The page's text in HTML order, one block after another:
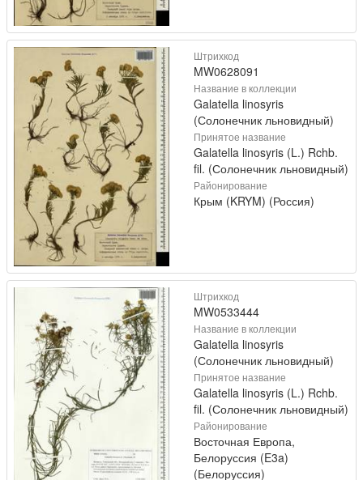
Штрихкод
MW0628091
Название в коллекции
Galatella linosyris
(Солонечник льновидный)
Принятое название
Galatella linosyris (L.) Rchb.
fil. (Солонечник льновидный)
Районирование
Крым (KRYM) (Россия)
Штрихкод
MW0533444
Название в коллекции
Galatella linosyris
(Солонечник льновидный)
Принятое название
Galatella linosyris (L.) Rchb.
fil. (Солонечник льновидный)
Районирование
Восточная Европа,
Белоруссия (E3a)
(Белоруссия)